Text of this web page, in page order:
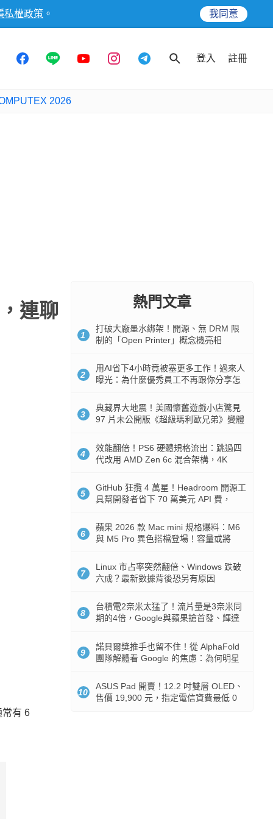
私權政策 。 我同意
登入 註冊
2026
連聊
常有 6
熱門文章
1
打破大廠墨水綁架！開源、無 DRM 限
制的「Open Printer」概念機亮相
2
用AI省下4小時竟被塞更多工作！過來人
曝光：為什麼優秀員工不再跟你分享怎
3
典藏界大地震！美國懷舊遊戲小店驚見
97 片未公開版《超級瑪利歐兄弟》變體
4
效能翻倍！PS6 硬體規格流出：跳過四
代改用 AMD Zen 6c 混合架構，4K
5
GitHub 狂攬 4 萬星！Headroom 開源工
具幫開發者省下 70 萬美元 API 費，
6
蘋果 2026 款 Mac mini 規格爆料：M6
與 M5 Pro 異色搭檔登場！容量或將
7
Linux 市占率突然翻倍、Windows 跌破
六成？最新數據背後恐另有原因
8
台積電2奈米太猛了！流片量是3奈米同
期的4倍，Google與蘋果搶首發、輝達
9
諾貝爾獎推手也留不住！從 AlphaFold
團隊解體看 Google 的焦慮：為何明星
10
ASUS Pad 開賣！12.2 吋雙層 OLED、
售價 19,900 元，指定電信資費最低 0